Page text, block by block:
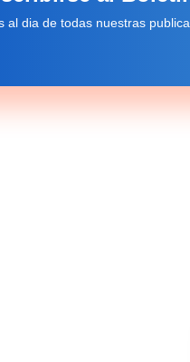
al dia de todas nuestras